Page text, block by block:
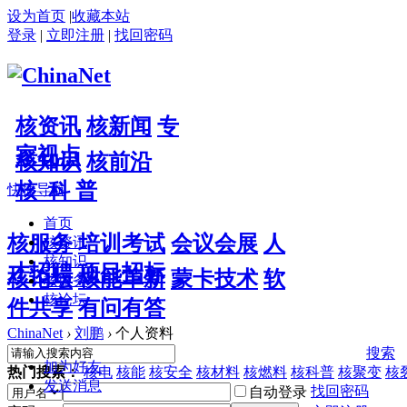
设为首页 |收藏本站
登录 | 立即注册 | 找回密码
核资讯 核新闻 专
家视点
核知识 核前沿
核 科 普
核服务 培训考试 会议会展 人
才招聘 项目招标
核论坛 核能革新 蒙卡技术 软
件共享 有问有答
搜索
热门搜索： 核电 核能 核安全 核材料 核燃料 核科普 核聚变 核
自动登录 找回密码
快捷导航
首页
核资讯
核知识
核服务
核论坛
ChinaNet › 刘鹏 › 个人资料
加为好友
发送消息